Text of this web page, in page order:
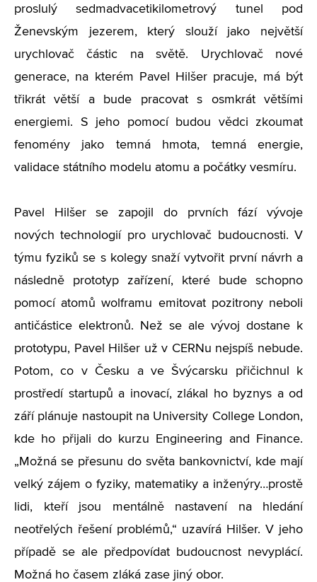
proslulý sedmadvacetikilometrový tunel pod
Ženevským jezerem, který slouží jako největší
urychlovač částic na světě. Urychlovač nové
generace, na kterém Pavel Hilšer pracuje, má být
třikrát větší a bude pracovat s osmkrát většími
energiemi. S jeho pomocí budou vědci zkoumat
fenomény jako temná hmota, temná energie,
validace státního modelu atomu a počátky vesmíru.
Pavel Hilšer se zapojil do prvních fází vývoje
nových technologií pro urychlovač budoucnosti. V
týmu fyziků se s kolegy snaží vytvořit první návrh a
následně prototyp zařízení, které bude schopno
pomocí atomů wolframu emitovat pozitrony neboli
antičástice elektronů. Než se ale vývoj dostane k
prototypu, Pavel Hilšer už v CERNu nejspíš nebude.
Potom, co v Česku a ve Švýcarsku přičichnul k
prostředí startupů a inovací, zlákal ho byznys a od
září plánuje nastoupit na University College London,
kde ho přijali do kurzu Engineering and Finance.
„Možná se přesunu do světa bankovnictví, kde mají
velký zájem o fyziky, matematiky a inženýry…prostě
lidi, kteří jsou mentálně nastavení na hledání
neotřelých řešení problémů,“ uzavírá Hilšer. V jeho
případě se ale předpovídat budoucnost nevyplácí.
Možná ho časem zláká zase jiný obor.